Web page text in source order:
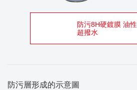
防污8H硬鍍膜 油性
超撥水
防污層形成的示意圖